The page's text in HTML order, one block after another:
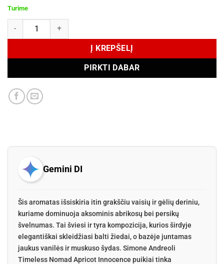
Turime
produkto kiekis: Simone Andreoli Timeless Nomad Apricot
Į KREPŠELĮ
PIRKTI DABAR
Gemini DI
Šis aromatas išsiskiria itin grakščiu vaisių ir gėlių deriniu,
kuriame dominuoja aksominis abrikosų bei persikų
švelnumas. Tai šviesi ir tyra kompozicija, kurios širdyje
elegantiškai skleidžiasi balti žiedai, o bazėje juntamas
jaukus vanilės ir muskuso šydas. Simone Andreoli
Timeless Nomad Apricot Innocence puikiai tinka